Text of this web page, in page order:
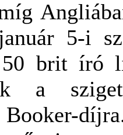
5-i
brit író
a
Booker-